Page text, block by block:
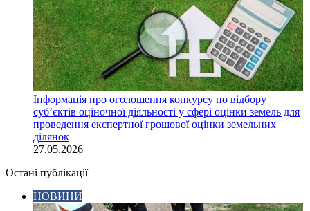
Інформація про оголошення конкурсу по відбору
суб’єктів оціночної діяльності у сфері оцінки земель для
проведення експертної грошової оцінки земельних
ділянок
27.05.2026
Остані публікації
НОВИНИ